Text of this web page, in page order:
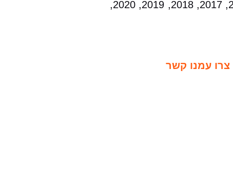
2000, 2001, 2002, 2003, 2004, 2005, 2006, 2007, 2008, 2009, 2010, 2011, 2012, 2013, 2014, 2015, 2017, 2018, 2019, 2020,
צרו עמנו קשר